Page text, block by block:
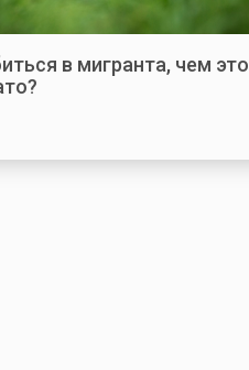
в мигранта, чем это